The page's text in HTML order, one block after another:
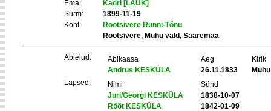
Ema:
Kadri [LAUK]
Surm:
1899-11-19
Koht:
Rootsivere Runni-Tõnu
Rootsivere, Muhu vald, Saaremaa
Abielud: Abikaasa Aeg
Kirik
Andrus KESKÜLA
26.11.1833
Muhu
Lapsed:
Nimi
Sünd
Juri/Georgi KESKÜLA
1838-10-07
Rõõt KESKÜLA
1842-01-09